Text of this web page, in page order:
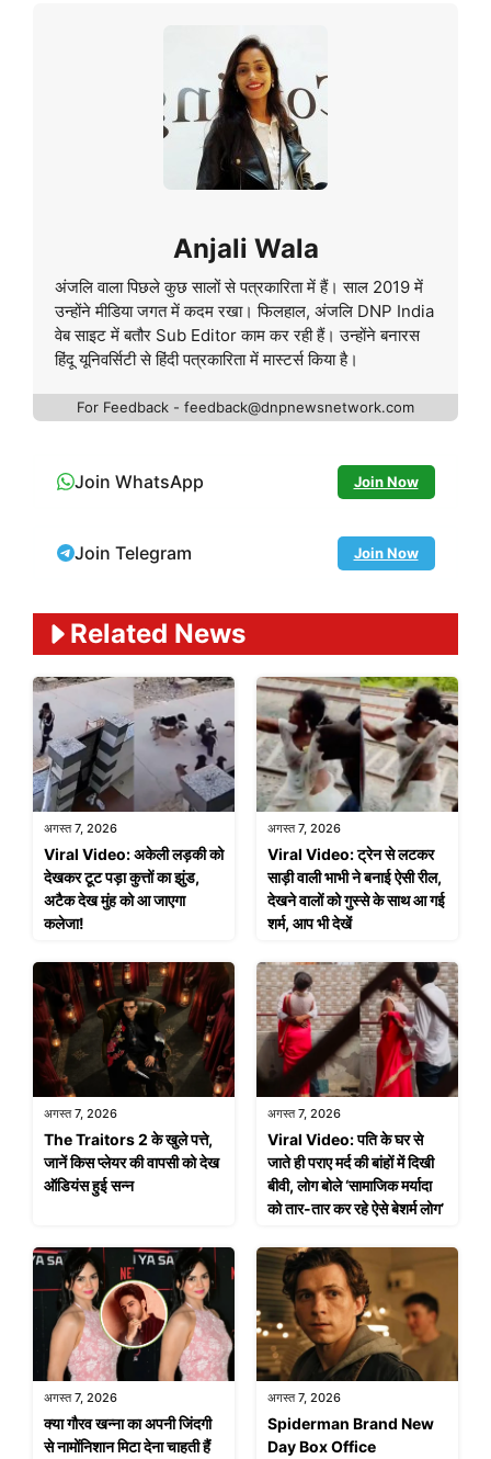
Anjali Wala
अंजलि वाला पिछले कुछ सालों से पत्रकारिता में हैं। साल 2019 में
उन्होंने मीडिया जगत में कदम रखा। फिलहाल, अंजलि DNP India
वेब साइट में बतौर Sub Editor काम कर रही हैं। उन्होंने बनारस
हिंदू यूनिवर्सिटी से हिंदी पत्रकारिता में मास्टर्स किया है।
For Feedback - feedback@dnpnewsnetwork.com
Join WhatsApp Join Now
Join Telegram Join Now
Related News
अगस्त 7, 2026
Viral Video: अकेली लड़की को
देखकर टूट पड़ा कुत्तों का झुंड,
अटैक देख मुंह को आ जाएगा
कलेजा!
अगस्त 7, 2026
Viral Video: ट्रेन से लटकर
साड़ी वाली भाभी ने बनाई ऐसी रील,
देखने वालों को गुस्से के साथ आ गई
शर्म, आप भी देखें
अगस्त 7, 2026
The Traitors 2 के खुले पत्ते,
जानें किस प्लेयर की वापसी को देख
ऑडियंस हुई सन्न
अगस्त 7, 2026
Viral Video: पति के घर से
जाते ही पराए मर्द की बांहों में दिखी
बीवी, लोग बोले ‘सामाजिक मर्यादा
को तार-तार कर रहे ऐसे बेशर्म लोग’
अगस्त 7, 2026
क्या गौरव खन्ना का अपनी जिंदगी
से नामोंनिशान मिटा देना चाहती हैं
अगस्त 7, 2026
Spiderman Brand New
Day Box Office